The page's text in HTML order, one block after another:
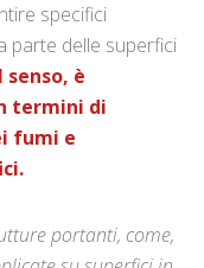
specifici
parte delle superfici
è
termini di
fumi e
portanti, come,